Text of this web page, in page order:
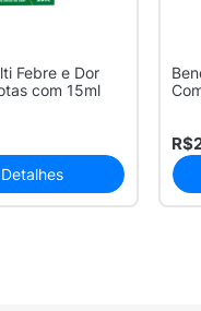
Febre e Dor
com 15ml
Detalhes